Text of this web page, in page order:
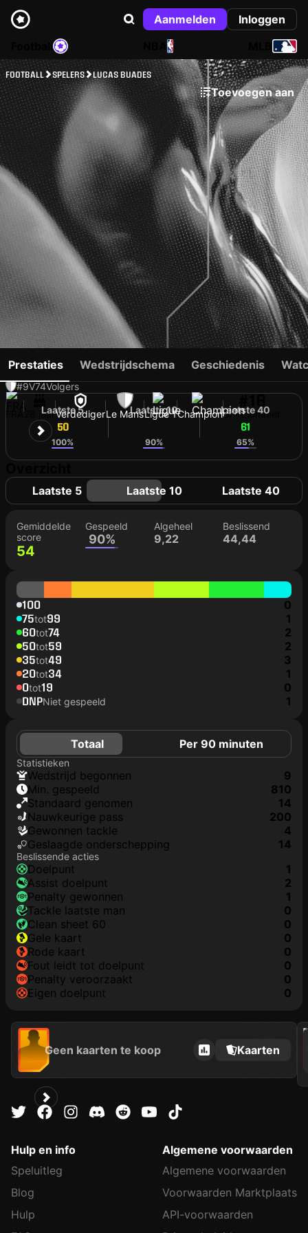
Aanmelden
Inloggen
NBA
FOOTBALL SPELERS LUCAS BUADES
Toevoegen aan
LUCAS BUADES
#9V74Volgers
28 jaarVerdedigerLe MansLigue 1ChampionShirtnummer
Prestaties Wedstrijdschema Geschiedenis
Laatste 5
50
100%
Laatste 10
90%
Laatste 40
61
65%
Laatste 5 Laatste 10 Laatste 40
Gemiddelde
score
54
Gespeeld
90%
Algeheel
9,22
Beslissend
44,44
100 0
75tot99 1
60tot74 2
50tot59 2
35tot49 3
20tot34 1
0tot19 0
DNPNiet gespeeld 1
Totaal Per 90 minuten
Statistieken
wedstrijd begonnen
9
min. gespeeld
810
Standaard genomen
14
nauwkeurige pass
200
gewonnen tackle
4
geslaagde onderschepping
14
Beslissende acties
doelpunt
1
assist doelpunt
2
penalty gewonnen
1
tackle laatste man
0
clean sheet 60
0
gele kaart
0
rode kaart
0
fout leidt tot doelpunt
0
penalty veroorzaakt
0
eigen doelpunt
0
Geen kaarten te koop Kaarten
2023
Hulp en info
Speluitleg
Blog
Hulp
Algemene voorwaarden
Algemene voorwaarden
Voorwaarden Marktplaats
API-voorwaarden